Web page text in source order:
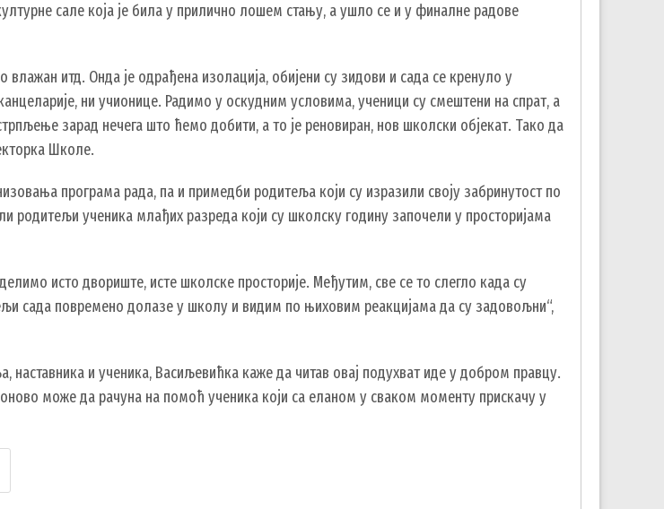
сале која је била у прилично лошем стању, а ушло се и у финалне радове
влажан итд. Онда је одрађена изолација, обијени су зидови и сада се кренуло у
ни учионице. Радимо у оскудним условима, ученици су смештени на спрат, а
зарад нечега што ћемо добити, а то је реновиран, нов школски објекат. Тако да
Школе.
програма рада, па и примедби родитеља који су изразили своју забринутост по
родитељи ученика млађих разреда који су школску годину започели у просторијама
исто двориште, исте школске просторије. Међутим, све се то слегло када су
сада повремено долазе у школу и видим по њиховим реакцијама да су задовољни“,
и ученика, Васиљевићка каже да читав овај подухват иде у добром правцу.
може да рачуна на помоћ ученика који са еланом у сваком моменту прискачу у